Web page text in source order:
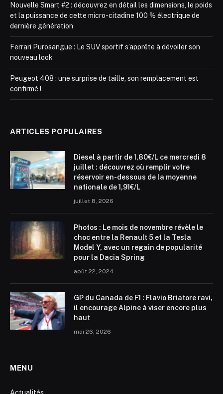
Nouvelle Smart #2 : découvrez en détail les dimensions, le poids
et la puissance de cette micro-citadine 100 % électrique de
dernière génération
Ferrari Purosangue : Le SUV sportif s’apprête à dévoiler son
nouveau look
Peugeot 408 : une surprise de taille, son remplacement est
confirmé !
ARTICLES POPULAIRES
Diesel à partir de 1,80€/L ce mercredi 8
juillet : découvrez où remplir votre
réservoir en-dessous de la moyenne
nationale de 1,91€/L
juillet 8, 2026
Photos : Le mois de novembre révèle le
choc entre la Renault 5 et la Tesla
Model Y, avec un regain de popularité
pour la Dacia Spring
août 22, 2024
GP du Canada de F1 : Flavio Briatore ravi,
il encourage Alpine à viser encore plus
haut
mai 26, 2026
MENU